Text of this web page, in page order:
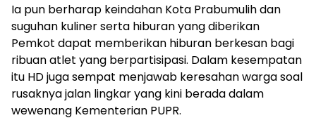
Ia pun berharap keindahan Kota Prabumulih dan
suguhan kuliner serta hiburan yang diberikan
Pemkot dapat memberikan hiburan berkesan bagi
ribuan atlet yang berpartisipasi. Dalam kesempatan
itu HD juga sempat menjawab keresahan warga soal
rusaknya jalan lingkar yang kini berada dalam
wewenang Kementerian PUPR.